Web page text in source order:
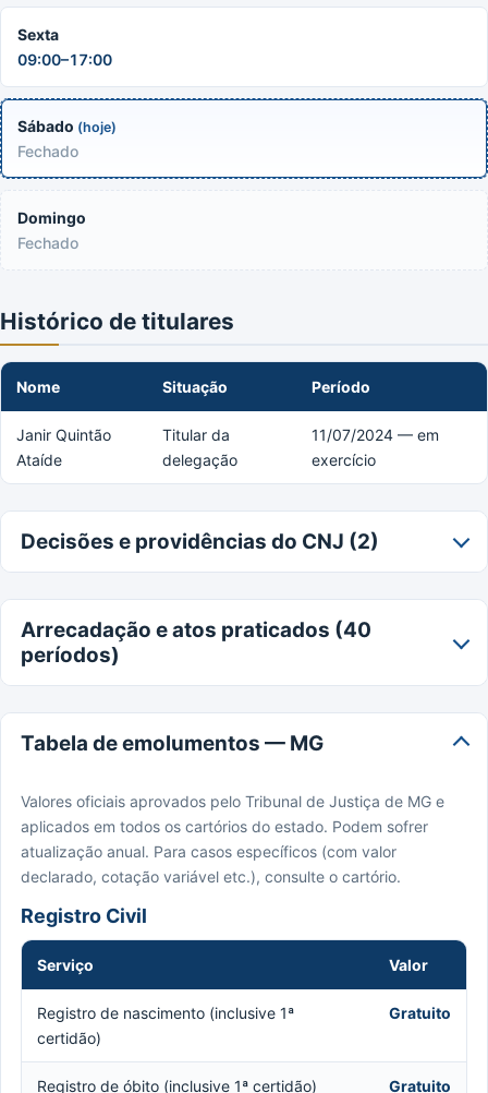
Sexta
09:00–17:00
Sábado (hoje)
Fechado
Domingo
Fechado
Histórico de titulares
Nome Situação Período
Janir Quintão
Ataíde
Titular da
delegação
11/07/2024 — em
exercício
Decisões e providências do CNJ (2)
Arrecadação e atos praticados (40
períodos)
Tabela de emolumentos — MG
Valores oficiais aprovados pelo Tribunal de Justiça de MG e
aplicados em todos os cartórios do estado. Podem sofrer
atualização anual. Para casos específicos (com valor
declarado, cotação variável etc.), consulte o cartório.
Registro Civil
Serviço Valor
Registro de nascimento (inclusive 1ª
certidão)
Gratuito
Registro de óbito (inclusive 1ª certidão) Gratuito